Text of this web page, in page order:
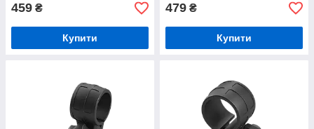
459 ₴
Купити
479 ₴
Купити